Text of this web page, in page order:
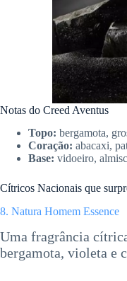
Notas do Creed Aventus
Topo: bergamota,
Coração: abacaxi,
Base: vidoeiro,
Cítricos Nacionais que
8. Natura Homem Essence
Uma fragrância
bergamota, violeta e